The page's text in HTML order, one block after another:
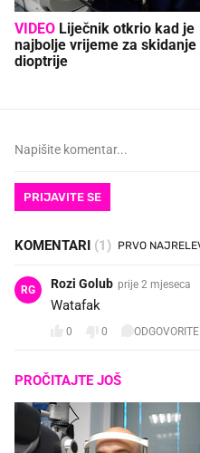
VIDEO
najbolje vrijeme za skidanje
dioptrije
PRIJAVITE SE
KOMENTARI (1)
RG Rozi Golub prije 2 mjeseca
Watafak
0 0 ODGOVORITE
PROČITAJTE JOŠ